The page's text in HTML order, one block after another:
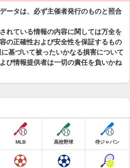
ータは、必ず主催者発行のものと照合
れている情報の内容に関しては万全を
の正確性および安全性を保証するもの
基づいて被ったいかなる損害について
び情報提供者は一切の責任を負いかね
MLB 高校野球 侍ジャパン